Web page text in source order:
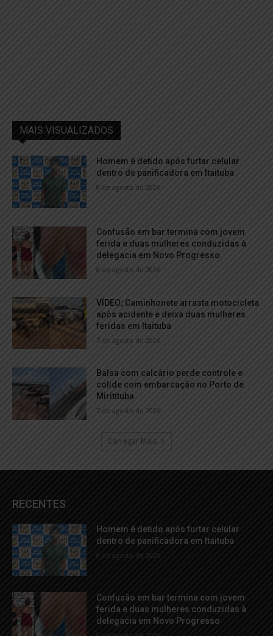
MAIS VISUALIZADOS
Homem é detido após furtar celular
dentro de panificadora em Itaituba
8 de agosto de 2026
Confusão em bar termina com jovem
ferida e duas mulheres conduzidas à
delegacia em Novo Progresso
8 de agosto de 2026
VÍDEO; Caminhonete arrasta motocicleta
após acidente e deixa duas mulheres
feridas em Itaituba
7 de agosto de 2026
Balsa com calcário perde controle e
colide com embarcação no Porto de
Miritituba
7 de agosto de 2026
Carregar Mais
RECENTES
Homem é detido após furtar celular
dentro de panificadora em Itaituba
8 de agosto de 2026
Confusão em bar termina com jovem
ferida e duas mulheres conduzidas à
delegacia em Novo Progresso